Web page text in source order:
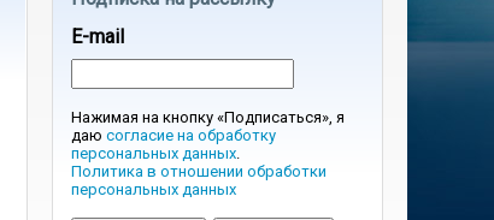
E-mail
Нажимая на кнопку «Подписаться», я
даю согласие на обработку
персональных данных.
Политика в отношении обработки
персональных данных